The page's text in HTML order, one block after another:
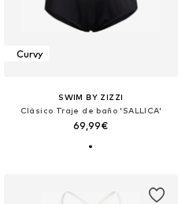
Curvy
SWIM BY ZIZZI
Clásico Traje de baño 'SALLICA'
69,99€